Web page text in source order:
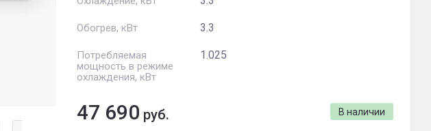
Обогрев, кВт 3.3
Потребляемая
мощность в режиме
охлаждения, кВт
1.025
В наличии
47 690 руб.